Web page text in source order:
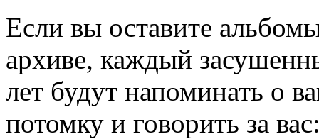
Если вы оставите
архиве, каждый
лет будут напоминать о
потомку и говорить за